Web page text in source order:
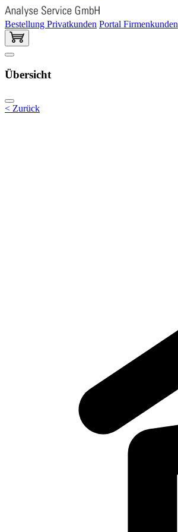
Bestellung Privatkunden Portal Firmenkunden
Übersicht
< Zurück